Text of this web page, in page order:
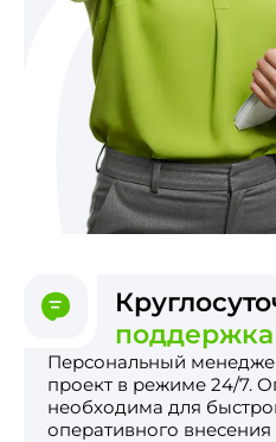
поддержка
Персональный
проект в режиме 24/7.
необходима для
оперативного